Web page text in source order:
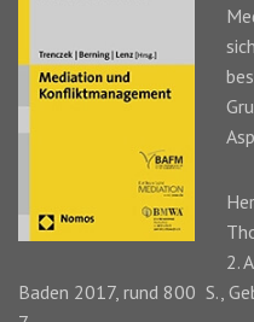
2.
Baden 2017, rund 800 S.,